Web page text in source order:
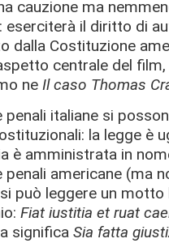
cauzione ma
eserciterà il diritto di
dalla Costituzione
centrale del film,
ne Il caso Thomas
penali italiane si
la legge è
è amministrata in
penali americane (ma
può leggere un
Fiat iustitia et ruat
significa Sia fatta